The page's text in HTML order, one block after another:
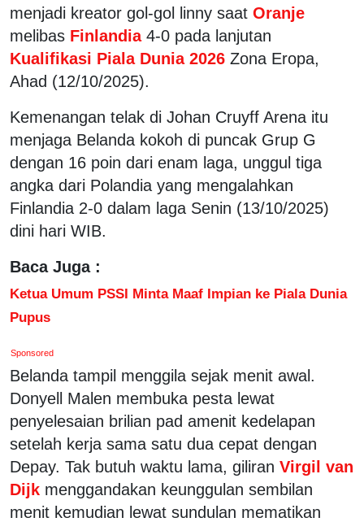
menjadi kreator gol-gol linny saat Oranje
melibas Finlandia 4-0 pada lanjutan
Kualifikasi Piala Dunia 2026 Zona Eropa,
Ahad (12/10/2025).
Kemenangan telak di Johan Cruyff Arena itu
menjaga Belanda kokoh di puncak Grup G
dengan 16 poin dari enam laga, unggul tiga
angka dari Polandia yang mengalahkan
Finlandia 2-0 dalam laga Senin (13/10/2025)
dini hari WIB.
Baca Juga :
Ketua Umum PSSI Minta Maaf Impian ke Piala Dunia
Pupus
Sponsored
Belanda tampil menggila sejak menit awal.
Donyell Malen membuka pesta lewat
penyelesaian brilian pad amenit kedelapan
setelah kerja sama satu dua cepat dengan
Depay. Tak butuh waktu lama, giliran Virgil van
Dijk menggandakan keunggulan sembilan
menit kemudian lewat sundulan mematikan